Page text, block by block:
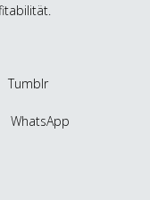
Tumblr
WhatsApp